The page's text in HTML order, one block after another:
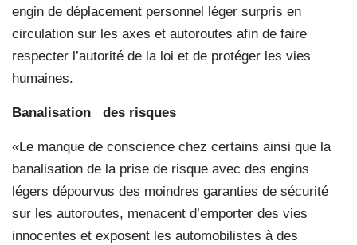
engin de déplacement personnel léger surpris en
circulation sur les axes et autoroutes afin de faire
respecter l’autorité de la loi et de protéger les vies
humaines.
Banalisation des risques
«Le manque de conscience chez certains ainsi que la
banalisation de la prise de risque avec des engins
légers dépourvus des moindres garanties de sécurité
sur les autoroutes, menacent d’emporter des vies
innocentes et exposent les automobilistes à des